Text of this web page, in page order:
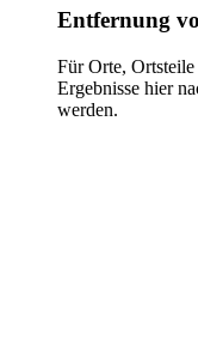
Entfernung
Für Orte,
Ergebnisse hier
werden.